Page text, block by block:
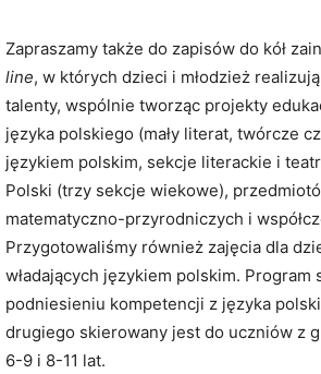
Zapraszamy także do zapisów do kół
line, w których dzieci i młodzież
talenty, wspólnie tworząc projekty
języka polskiego (mały literat, twórcze
językiem polskim, sekcje literackie i
Polski (trzy sekcje wiekowe),
matematyczno-przyrodniczych i
Przygotowaliśmy również zajęcia dla
władających językiem polskim. Program
podniesieniu kompetencji z języka
drugiego skierowany jest do uczniów z
6-9 i 8-11 lat.